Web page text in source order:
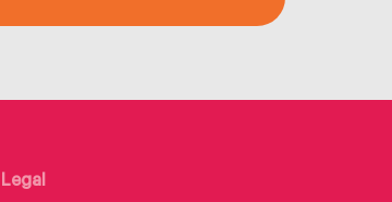
Legal